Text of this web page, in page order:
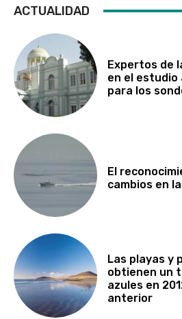
ACTUALIDAD
Expertos de
en el estudio
para los
El
cambios en
Las playas y
obtienen un
azules en
anterior